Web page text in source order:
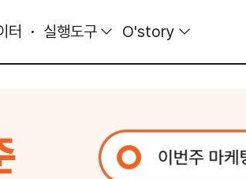
터 실행도구 O'story